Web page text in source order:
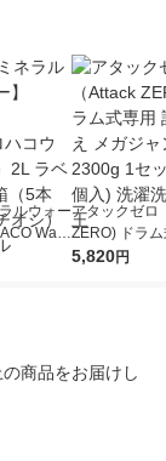
ルウォー
Wate
ータ
アタックゼロ
ZERO) ドラ
詰め替え メガ
5,820円
商品をお届けし